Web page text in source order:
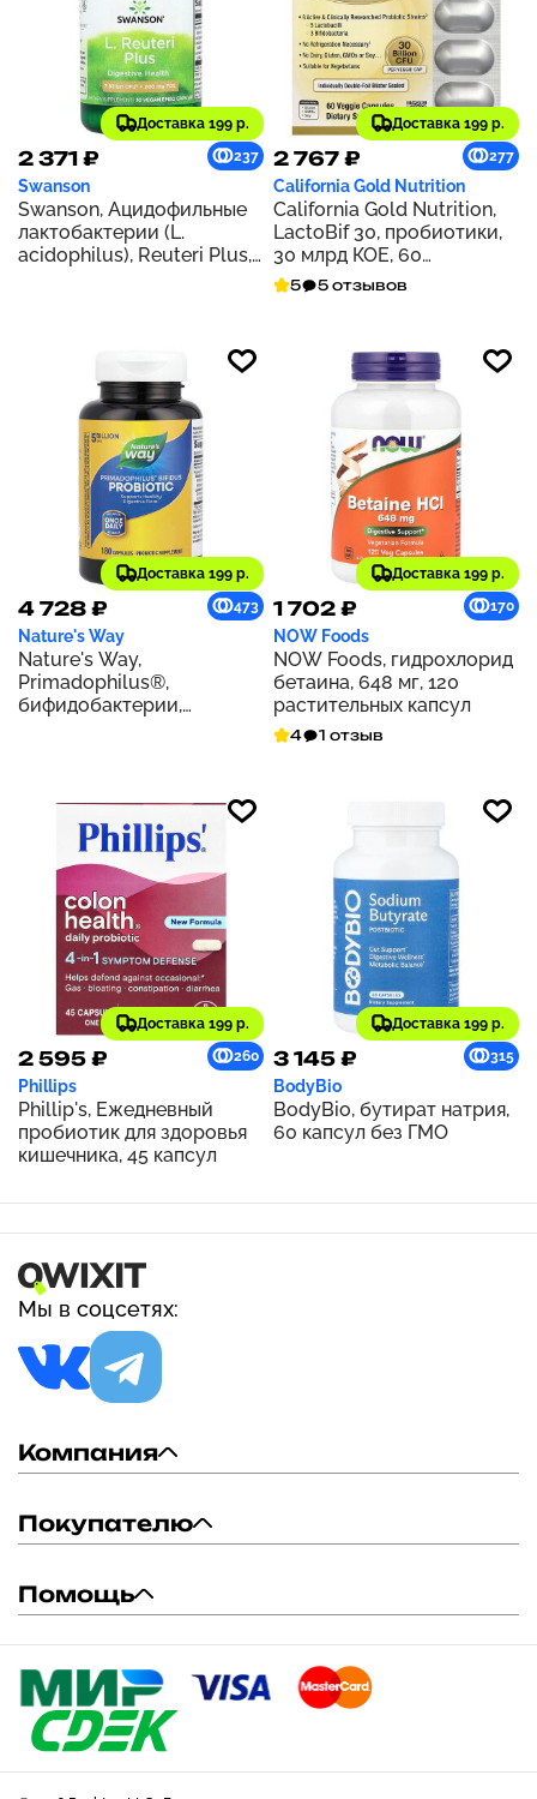
Доставка 199 р.
2 371 ₽ 237
Swanson
Swanson, Ацидофильные
лактобактерии (L.
acidophilus), Reuteri Plus,
Доставка 199 р.
2 767 ₽ 277
California Gold Nutrition
California Gold Nutrition,
LactoBif 30, пробиотики,
30 млрд КОЕ, 60
растительных капсул
5 5 отзывов
Доставка 199 р.
4 728 ₽ 473
Nature's Way
Nature's Way,
Primadophilus®,
бифидобактерии,
Доставка 199 р.
1 702 ₽ 170
NOW Foods
NOW Foods, гидрохлорид
бетаина, 648 мг, 120
растительных капсул
4 1 отзыв
Доставка 199 р.
2 595 ₽ 260
Phillips
Phillip's, Ежедневный
пробиотик для здоровья
кишечника, 45 капсул
Доставка 199 р.
3 145 ₽ 315
BodyBio
BodyBio, бутират натрия,
60 капсул без ГМО
Мы в соцсетях:
Компания
Покупателю
Помощь